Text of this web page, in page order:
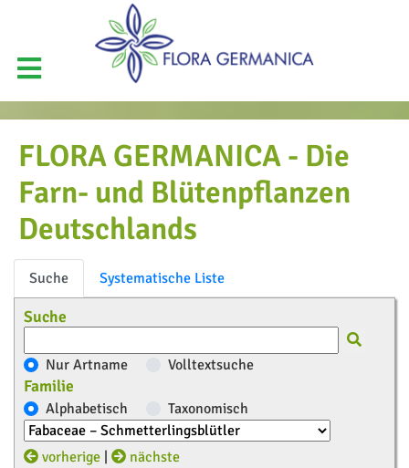
FLORA GERMANICA - Die
Farn- und Blütenpflanzen
Deutschlands
Suche Systematische Liste
Suche
Nur Artname Volltextsuche
Familie
Alphabetisch Taxonomisch
vorherige nächste